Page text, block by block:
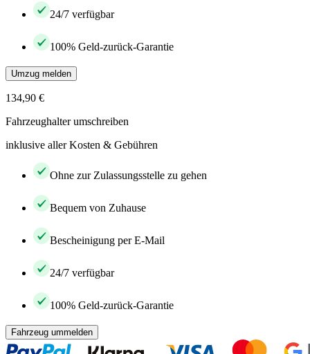
24/7 verfügbar
100% Geld-zurück-Garantie
Umzug melden
134,90 €
Fahrzeughalter umschreiben
inklusive aller Kosten & Gebühren
Ohne zur Zulassungsstelle zu gehen
Bequem von Zuhause
Bescheinigung per E-Mail
24/7 verfügbar
100% Geld-zurück-Garantie
Fahrzeug ummelden